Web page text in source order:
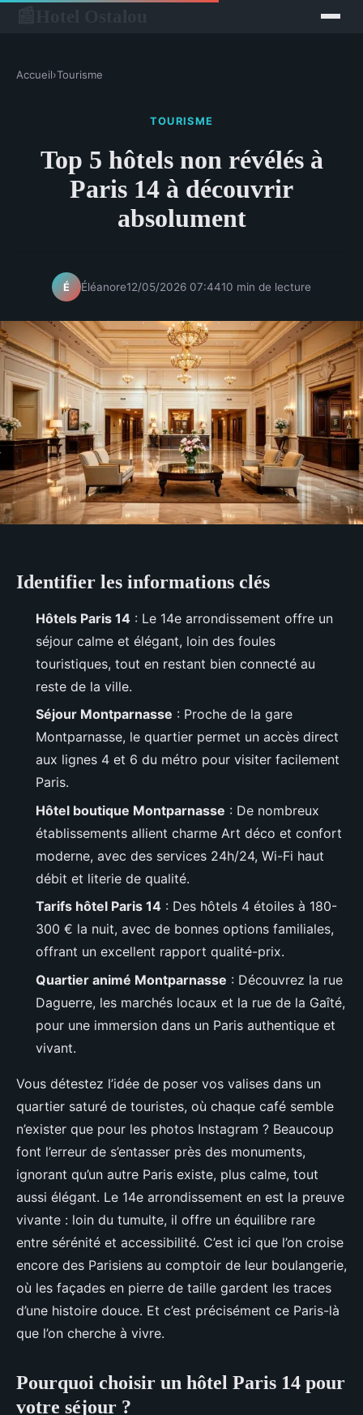
Accueil›Tourisme
TOURISME
Top 5 hôtels non révélés à
Paris 14 à découvrir
absolument
É Éléanore12/05/2026 07:4410 min de lecture
Identifier les informations clés
Hôtels Paris 14 : Le 14e arrondissement offre un
séjour calme et élégant, loin des foules
touristiques, tout en restant bien connecté au
reste de la ville.
Séjour Montparnasse : Proche de la gare
Montparnasse, le quartier permet un accès direct
aux lignes 4 et 6 du métro pour visiter facilement
Paris.
Hôtel boutique Montparnasse : De nombreux
établissements allient charme Art déco et confort
moderne, avec des services 24h/24, Wi-Fi haut
débit et literie de qualité.
Tarifs hôtel Paris 14 : Des hôtels 4 étoiles à 180-
300 € la nuit, avec de bonnes options familiales,
offrant un excellent rapport qualité-prix.
Quartier animé Montparnasse : Découvrez la rue
Daguerre, les marchés locaux et la rue de la Gaîté,
pour une immersion dans un Paris authentique et
vivant.
Vous détestez l’idée de poser vos valises dans un
quartier saturé de touristes, où chaque café semble
n’exister que pour les photos Instagram ? Beaucoup
font l’erreur de s’entasser près des monuments,
ignorant qu’un autre Paris existe, plus calme, tout
aussi élégant. Le 14e arrondissement en est la preuve
vivante : loin du tumulte, il offre un équilibre rare
entre sérénité et accessibilité. C’est ici que l’on croise
encore des Parisiens au comptoir de leur boulangerie,
où les façades en pierre de taille gardent les traces
d’une histoire douce. Et c’est précisément ce Paris-là
que l’on cherche à vivre.
Pourquoi choisir un hôtel Paris 14 pour
votre séjour ?